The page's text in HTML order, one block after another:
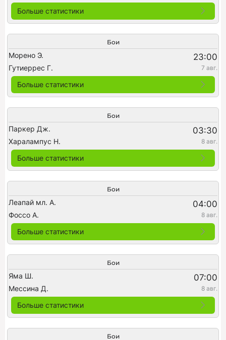
Больше статистики
Бои
Морено Э. 23:00
Гутиеррес Г. 7 авг.
Больше статистики
Бои
Паркер Дж. 03:30
Харалампус Н. 8 авг.
Больше статистики
Бои
Леапай мл. А. 04:00
Фоссо А. 8 авг.
Больше статистики
Бои
Яма Ш. 07:00
Мессина Д. 8 авг.
Больше статистики
Бои